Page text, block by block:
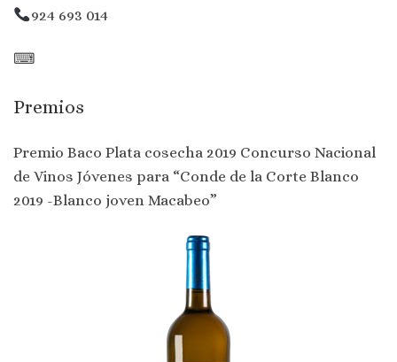
924 693 014
⌨
Premios
Premio Baco Plata cosecha 2019 Concurso Nacional
de Vinos Jóvenes para “Conde de la Corte Blanco
2019 -Blanco joven Macabeo”